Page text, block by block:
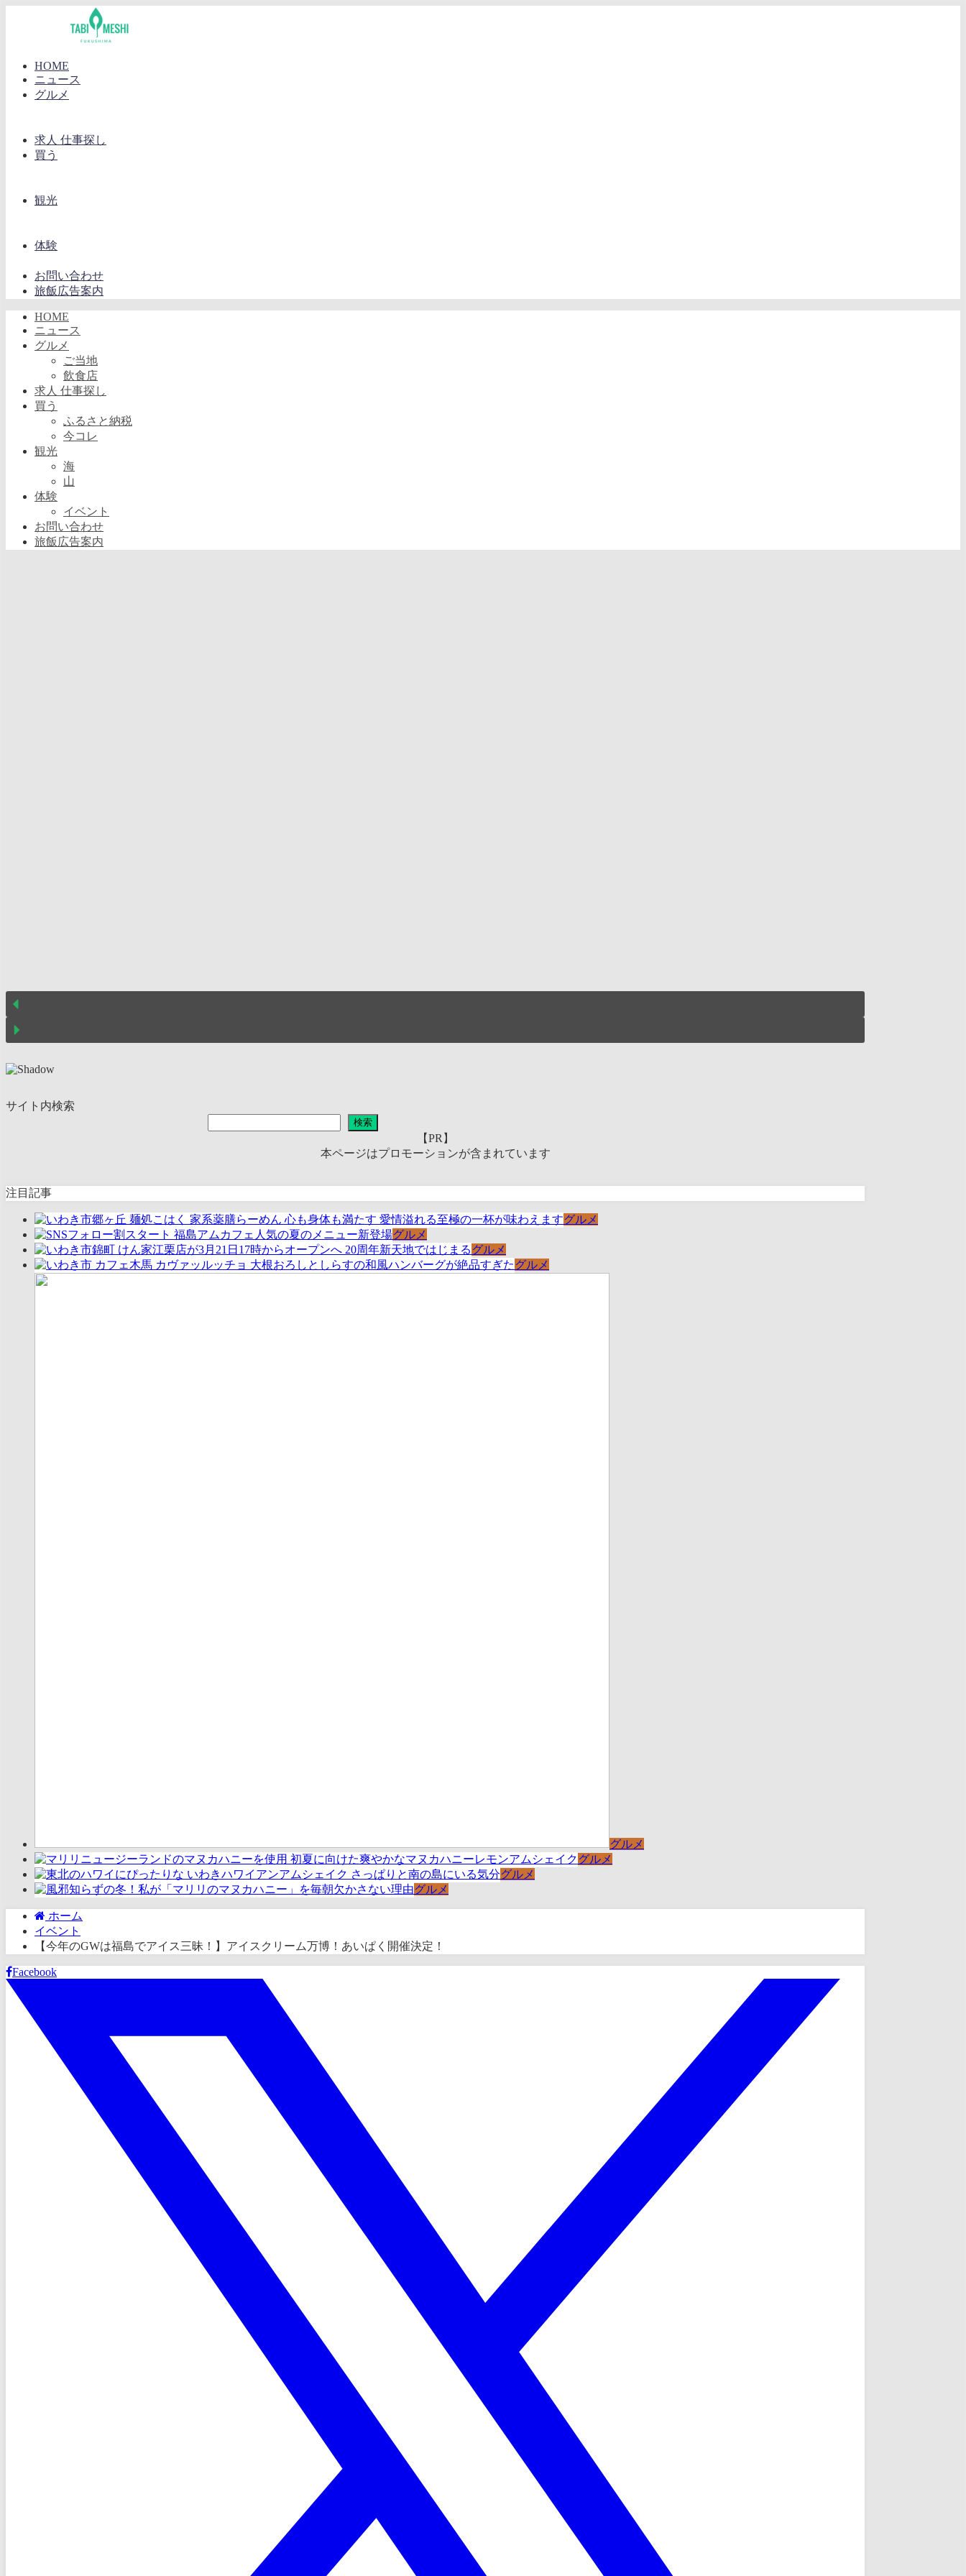
HOME
ニュース
グルメ
求人 仕事探し
買う
観光
体験
お問い合わせ
旅飯広告案内
HOME
ニュース
グルメ
ご当地
飲食店
求人 仕事探し
買う
ふるさと納税
今コレ
観光
海
山
体験
イベント
お問い合わせ
旅飯広告案内
サイト内検索
検索
【PR】
本ページはプロモーションが含まれています
注目記事
グルメ
グルメ
グルメ
グルメ
グルメ
グルメ
グルメ
グルメ
ホーム
イベント
【今年のGWは福島でアイス三昧！】アイスクリーム万博！あいぱく開催決定！
Facebook